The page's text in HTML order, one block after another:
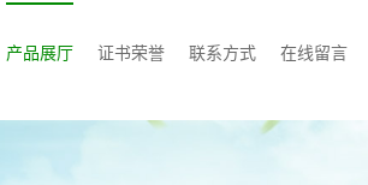
产品展厅 证书荣誉 联系方式 在线留言